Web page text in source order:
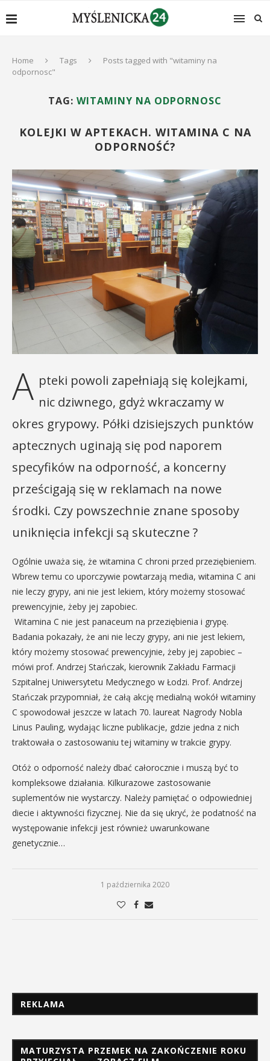
Home Tags
Posts tagged with "witaminy na
odpornosc"
TAG: WITAMINY NA ODPORNOSC
KOLEJKI W APTEKACH. WITAMINA C NA
ODPORNOŚĆ?
A pteki powoli zapełniają się kolejkami,
nic dziwnego, gdyż wkraczamy w
okres grypowy. Półki dzisiejszych punktów
aptecznych uginają się pod naporem
specyfików na odporność, a koncerny
prześcigają się w reklamach na nowe
środki. Czy powszechnie znane sposoby
uniknięcia infekcji są skuteczne ?
Ogólnie uważa się, że witamina C chroni przed przeziębieniem.
Wbrew temu co uporczywie powtarzają media, witamina C ani
nie leczy grypy, ani nie jest lekiem, który możemy stosować
prewencyjnie, żeby jej zapobiec.
Witamina C nie jest panaceum na przeziębienia i grypę.
Badania pokazały, że ani nie leczy grypy, ani nie jest lekiem,
który możemy stosować prewencyjnie, żeby jej zapobiec –
mówi prof. Andrzej Stańczak, kierownik Zakładu Farmacji
Szpitalnej Uniwersytetu Medycznego w Łodzi. Prof. Andrzej
Stańczak przypomniał, że całą akcję medialną wokół witaminy
C spowodował jeszcze w latach 70. laureat Nagrody Nobla
Linus Pauling, wydając liczne publikacje, gdzie jedna z nich
traktowała o zastosowaniu tej witaminy w trakcie grypy.
Otóż o odporność należy dbać całorocznie i muszą być to
kompleksowe działania. Kilkurazowe zastosowanie
suplementów nie wystarczy. Należy pamiętać o odpowiedniej
diecie i aktywności fizycznej. Nie da się ukryć, że podatność na
występowanie infekcji jest również uwarunkowane
genetycznie…
1 października 2020
REKLAMA
MATURZYSTA PRZEMEK NA ZAKOŃCZENIE ROKU